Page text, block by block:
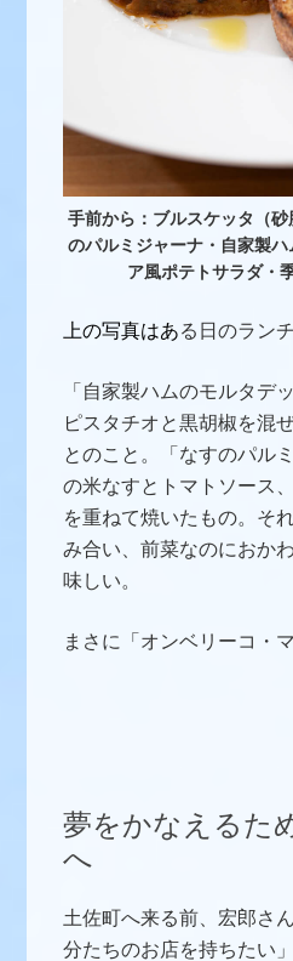
手前から：ブルスケッタ（
のパルミジャーナ・自家製
ア風ポテトサラダ・
上の写真はある日のラン
「自家製ハムのモルタデ
ピスタチオと黒胡椒を混
とのこと。「なすのパル
の米なすとトマトソース
を重ねて焼いたもの。 そ
み合い、前菜なのにおか
味しい。
まさに「オンベリーコ・
夢をかなえるた
へ
土佐町へ来る前、宏郎さ
分たちのお店を持ちたい